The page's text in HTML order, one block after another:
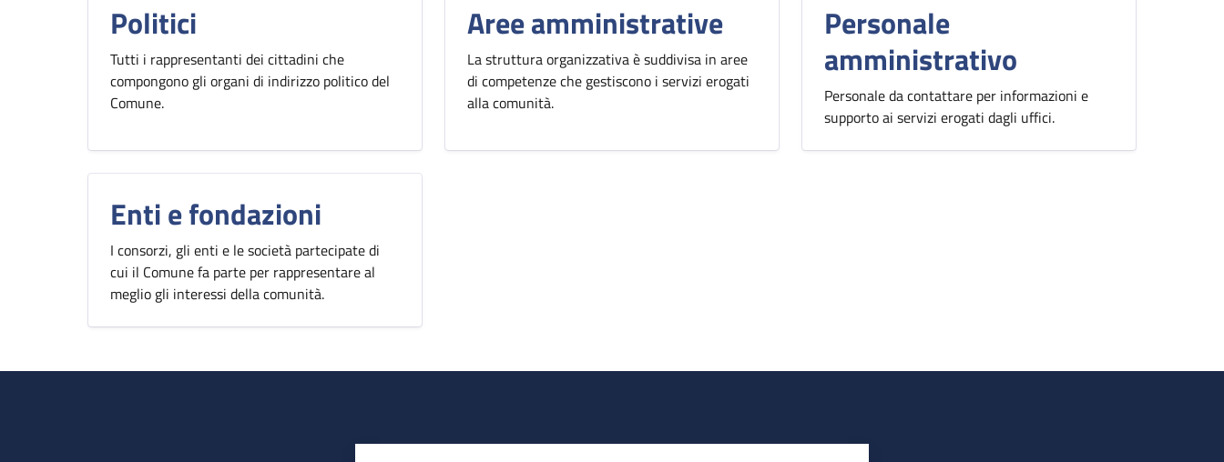
Politici
Tutti i rappresentanti dei cittadini che
compongono gli organi di indirizzo politico del
Comune.
Aree amministrative
La struttura organizzativa è suddivisa in aree
di competenze che gestiscono i servizi erogati
alla comunità.
Personale
amministrativo
Personale da contattare per informazioni e
supporto ai servizi erogati dagli uffici.
Enti e fondazioni
I consorzi, gli enti e le società partecipate di
cui il Comune fa parte per rappresentare al
meglio gli interessi della comunità.